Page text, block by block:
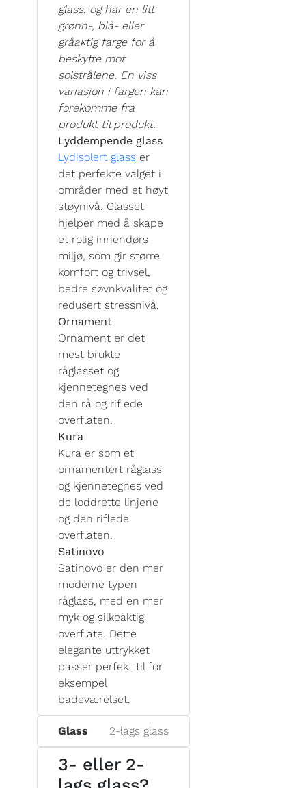
glass, og har en litt
grønn-, blå- eller
gråaktig farge for å
beskytte mot
solstrålene. En viss
variasjon i fargen kan
forekomme fra
produkt til produkt.
Lyddempende glass
Lydisolert glass er
det perfekte valget i
områder med et høyt
støynivå. Glasset
hjelper med å skape
et rolig innendørs
miljø, som gir større
komfort og trivsel,
bedre søvnkvalitet og
redusert stressnivå.
Ornament
Ornament er det
mest brukte
råglasset og
kjennetegnes ved
den rå og riflede
overflaten.
Kura
Kura er som et
ornamentert råglass
og kjennetegnes ved
de loddrette linjene
og den riflede
overflaten.
Satinovo
Satinovo er den mer
moderne typen
råglass, med en mer
myk og silkeaktig
overflate. Dette
elegante uttrykket
passer perfekt til for
eksempel
badeværelset.
Glass 2-lags glass
3- eller 2-